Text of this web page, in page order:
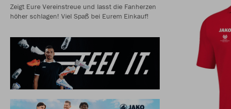
Zeigt Eure Vereinstreue und lasst die Fanherzen
höher schlagen! Viel Spaß bei Eurem Einkauf!